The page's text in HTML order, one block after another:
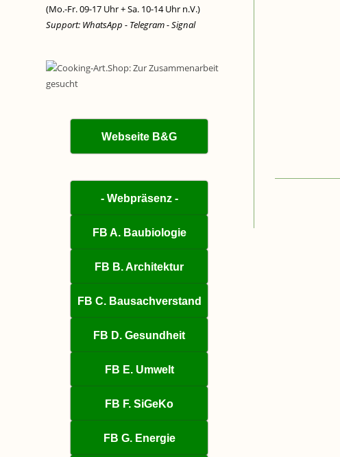
(Mo.-Fr. 09-17 Uhr + Sa. 10-14 Uhr n.V.)
Support: WhatsApp - Telegram - Signal
Webseite B&G
- Webpräsenz -
FB A. Baubiologie
FB B. Architektur
FB C. Bausachverstand
FB D. Gesundheit
FB E. Umwelt
FB F. SiGeKo
FB G. Energie